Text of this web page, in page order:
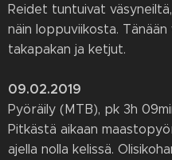
Reidet tuntuivat
näin loppuviikosta.
takapakan ja ketjut.
09.02.2019
Pyöräily (MTB), pk 3h
Pitkästä aikaan
ajella nolla kelissä.